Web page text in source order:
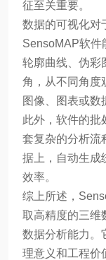
征至关重要。
数据的可视化对
SensoMAP软件
轮廓曲线、伪彩
角，从不同角度
图像、图表或数
此外，软件的批
套复杂的分析流
据上，自动生成
效率。
综上所述，
取高精度的三维
数据分析能力。
理意义和工程价